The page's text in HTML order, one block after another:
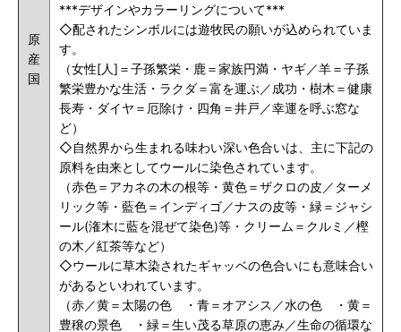
原
産
国
***デザインやカラーリングについて***
◇配されたシンボルには遊牧民の願いが込められていま
す。
（女性[人]＝子孫繁栄・鹿＝家族円満・ヤギ／羊＝子孫
繁栄豊かな生活・ラクダ＝富を運ぶ／成功・樹木＝健康
長寿・ダイヤ＝厄除け・四角＝井戸／幸運を呼ぶ窓な
ど）
◇自然界から生まれる味わい深い色合いは、主に下記の
原料を由来としてウールに染色されています。
（赤色＝アカネの木の根等・黄色＝ザクロの皮／ターメ
リック等・藍色＝インディゴ／ナスの皮等・緑＝ジャシ
ール(潅木に藍を混ぜて染色)等・クリーム＝クルミ／樫
の木／紅茶等など）
◇ウールに草木染されたギャッベの色合いにも意味合い
があるといわれています。
（赤／黄＝太陽の色 ・青＝オアシス／水の色 ・黄＝
豊穣の景色 ・緑＝生い茂る草原の恵み／生命の循環な